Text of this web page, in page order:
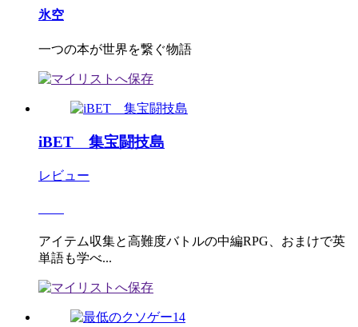
氷空
一つの本が世界を繋ぐ物語
iBET 集宝闘技島
レビュー
アイテム収集と高難度バトルの中編RPG、おまけで英
単語も学べ...